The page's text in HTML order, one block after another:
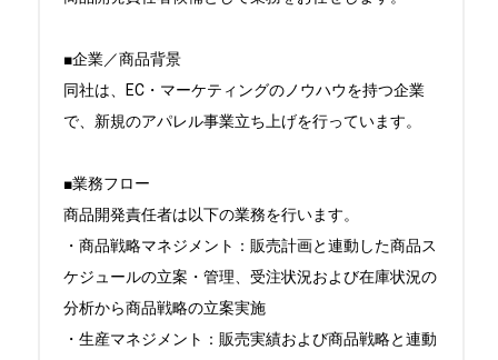
■企業／商品背景
同社は、EC・マーケティングのノウハウを持つ企業
で、新規のアパレル事業立ち上げを行っています。
■業務フロー
商品開発責任者は以下の業務を行います。
・商品戦略マネジメント：販売計画と連動した商品ス
ケジュールの立案・管理、受注状況および在庫状況の
分析から商品戦略の立案実施
・生産マネジメント：販売実績および商品戦略と連動